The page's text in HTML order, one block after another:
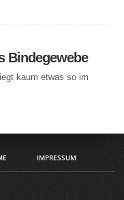
Bindegewebe
kaum etwas so im
IMPRESSUM